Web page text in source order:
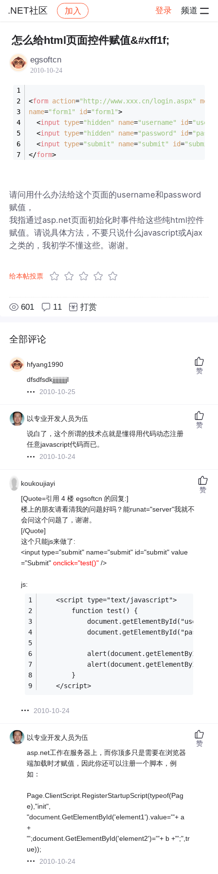
.NET社区 加入 登录 频道
社区 .NET社区 帖子详情
怎么给html页面控件赋值&#xff1f;
egsoftcn
2010-10-24
<form action="http://www.xxx.cn/login.aspx"
name="form1" id="form1">
<input type="hidden" name="username" id=
<input type="hidden" name="password" id=
<input type="submit" name="submit" id="submit"
</form>
请问用什么办法给这个页面的username和password
赋值，
我指通过asp.net页面初始化时事件给这些纯html控件
赋值。请说具体方法，不要只说什么javascript或Ajax
之类的，我初学不懂这些。谢谢。
给本帖投票
601 11 打赏
全部评论
hfyang1990
dfsdfsdkjjjjjjjjjjl
2010-10-25
赞
以专业开发人员为伍
说白了，这个所谓的技术点就是懂得用代码动态注册
任意javascript代码而已。
2010-10-24
赞
koukoujiayi
[Quote=引用 4 楼 egsoftcn 的回复:]
楼上的朋友请看清我的问题好吗？能runat="server"我就不
会问这个问题了，谢谢。
[/Quote]
这个只能js来做了:
<input type="submit" name="submit" id="submit" value
="Submit"onclick="test()" />
js:
    <script type="text/javascript">
        function test() {
        }
    </script>
2010-10-24
赞
以专业开发人员为伍
asp.net工作在服务器上，而你顶多只是需要在浏览器
端加载时才赋值，因此你还可以注册一个脚本，例
如：
Page.ClientScript.RegisterStartupScript(typeof(Pag
e),"init",
"document.GetElementById('element1').value='"+ a
+
"';document.GetElementById('element2')='"+ b +"';",tr
ue));
2010-10-24
赞